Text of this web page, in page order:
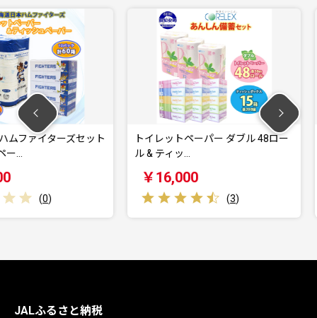
ズセット
トイレットペーパー ダブル 48ロー
ル & ティッ…
￥16,000
(3)
北海道 日
JALふるさと納税